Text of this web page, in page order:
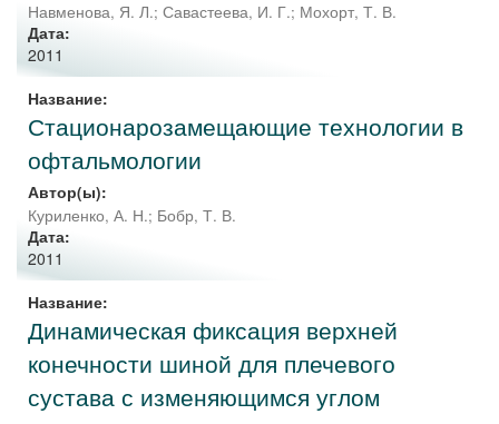
Навменова, Я. Л.; Савастеева, И. Г.; Мохорт, Т. В.
Дата:
2011
Название:
Стационарозамещающие технологии в
офтальмологии
Автор(ы):
Куриленко, А. Н.; Бобр, Т. В.
Дата:
2011
Название:
Динамическая фиксация верхней
конечности шиной для плечевого
сустава с изменяющимся углом